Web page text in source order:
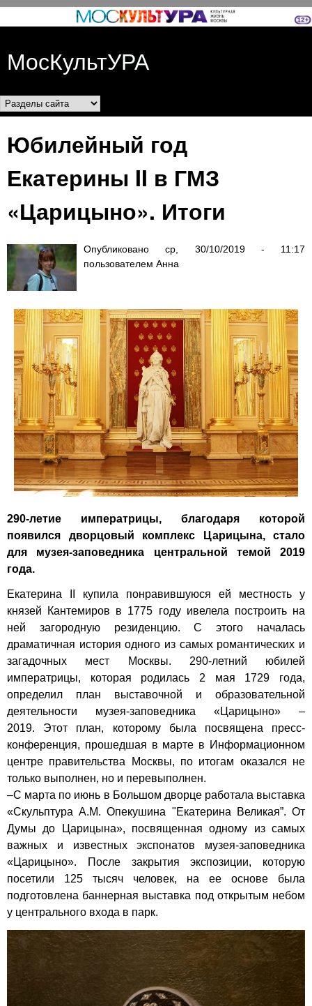
Перейти к основному
МосКультУРА
Разделы сайта
Юбилейный год
Екатерины II в ГМЗ
«Царицыно». Итоги
Опубликованоср, 30/10/2019 - 11:17
пользователем Анна
290-летие императрицы, благодаря которой
появился дворцовый комплекс Царицына, стало
для музея-заповедника центральной темой 2019
года.
Екатерина II купила понравившуюся ей местность у
князей Кантемиров в 1775 году ивелела построить на
ней загородную резиденцию. С этого началась
драматичная история одного из самых романтических и
загадочных мест Москвы. 290-летний юбилей
императрицы, которая родилась 2 мая 1729 года,
определил план выставочной и образовательной
деятельности музея-заповедника «Царицыно» –
2019. Этот план, которому была посвящена пресс-
конференция, прошедшая в марте в Информационном
центре правительства Москвы, по итогам оказался не
только выполнен, но и перевыполнен.
–С марта по июнь в Большом дворце работала выставка
«Скульптура А.М. Опекушина "Екатерина Великая”. От
Думы до Царицына», посвященная одному из самых
важных и известных экспонатов музея-заповедника
«Царицыно». После закрытия экспозиции, которую
посетили 125 тысяч человек, на ее основе была
подготовлена баннерная выставка под открытым небом
у центрального входа в парк.